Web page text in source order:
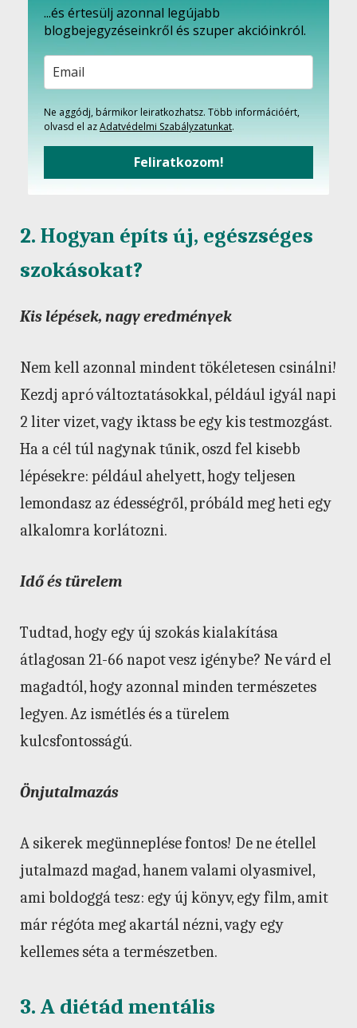
...és értesülj azonnal legújabb
blogbejegyzéseinkről és szuper akcióinkról.
Ne aggódj, bármikor leiratkozhatsz. Több információért,
olvasd el azAdatvédelmi Szabályzatunkat.
Feliratkozom!
2. Hogyan építs új, egészséges
szokásokat?
Kis lépések, nagy eredmények
Nem kell azonnal mindent tökéletesen csinálni!
Kezdj apró változtatásokkal, például igyál napi
2 liter vizet, vagy iktass be egy kis testmozgást.
Ha a cél túl nagynak tűnik, oszd fel kisebb
lépésekre: például ahelyett, hogy teljesen
lemondasz az édességről, próbáld meg heti egy
alkalomra korlátozni.
Idő és türelem
Tudtad, hogy egy új szokás kialakítása
átlagosan 21-66 napot vesz igénybe? Ne várd el
magadtól, hogy azonnal minden természetes
legyen. Az ismétlés és a türelem
kulcsfontosságú.
Önjutalmazás
A sikerek megünneplése fontos! De ne étellel
jutalmazd magad, hanem valami olyasmivel,
ami boldoggá tesz: egy új könyv, egy film, amit
már régóta meg akartál nézni, vagy egy
kellemes séta a természetben.
3. A diétád mentális